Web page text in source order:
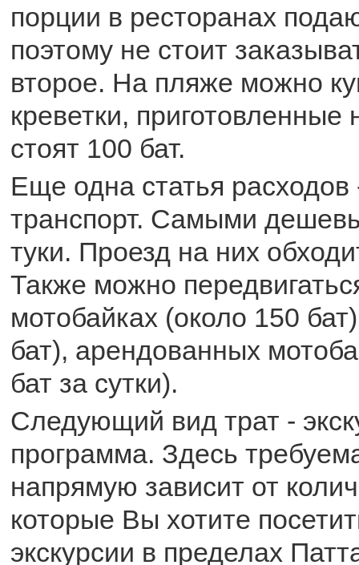
порции в ресторанах
поэтому не стоит
второе. На пляже можно
креветки, приготовленные
стоят 100 бат.
Еще одна статья расходов
транспорт. Самыми
туки. Проезд на них
Также можно
мотобайках (около 150
бат), арендованных
бат за сутки).
Следующий вид трат -
программа. Здесь
напрямую зависит от
которые Вы хотите
экскурсии в пределах